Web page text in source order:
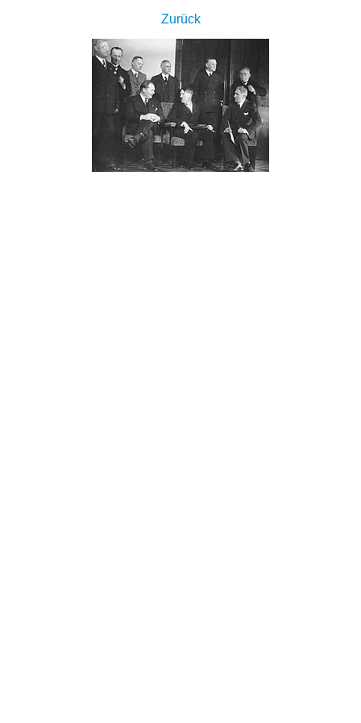
Zurück